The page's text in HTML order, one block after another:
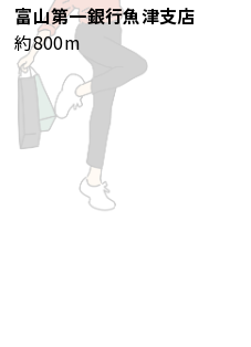
富山第一銀行魚津支店
約800m